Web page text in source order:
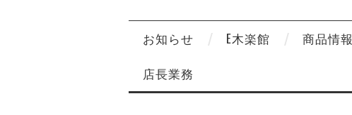
お知らせ E木楽館 商品情報
店長業務